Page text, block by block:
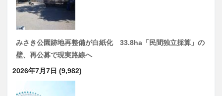
みさき公園跡地再整備が白紙化 33.8ha「民間独立採算」の
壁、再公募で現実路線へ
2026年7月7日 (9,982)